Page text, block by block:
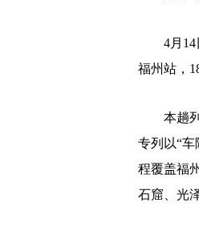
4月14日
福州站，
本趟列
专列以“
程覆盖福
石窟、光